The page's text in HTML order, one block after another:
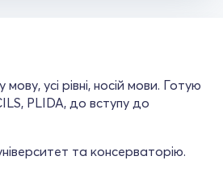
усі рівні, носій мови. Готую
PLIDA, до вступу до
та консерваторію.